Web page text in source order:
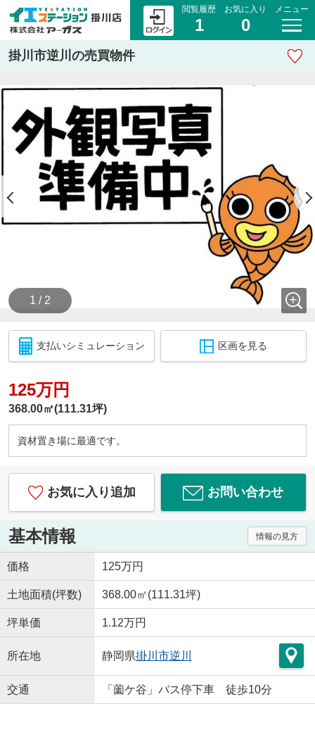
閲覧履歴
1
お気に入り
0
メニュー
掛川市逆川の売買物件
1 / 2
支払いシミュレーション 区画を見る
125万円
368.00㎡(111.31坪)
資材置き場に最適です。
お気に入り追加 お問い合わせ
基本情報 情報の見方
価格 125万円
土地面積(坪数) 368.00㎡(111.31坪)
坪単価 1.12万円
所在地 静岡県掛川市逆川
交通 「薗ケ谷」バス停下車 徒歩10分